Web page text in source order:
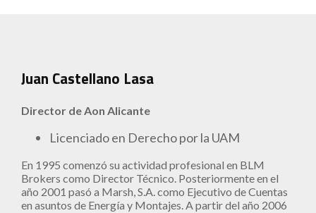
Juan Castellano Lasa
Director de Aon Alicante
Licenciado en Derecho por la UAM
En 1995 comenzó su actividad profesional en BLM
Brokers como Director Técnico. Posteriormente en el
año 2001 pasó a Marsh, S.A. como Ejecutivo de Cuentas
en asuntos de Energía y Montajes. A partir del año 2006